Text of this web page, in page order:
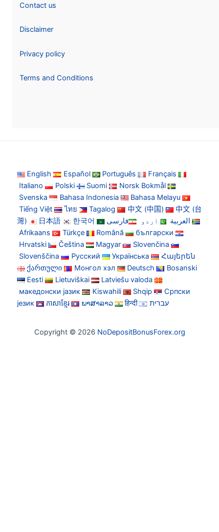
Contact us
Disclaimer
Privacy policy
Terms and Conditions
English Español Português
Français
Italiano
Polski Suomi
Norsk Bokmål
Svenska
Bahasa Indonesia
Bahasa Melayu
Tiếng Việt
ไทย Tagalog 中文 (中国)
中文 (台
灣)
日本語 한국어 العربية اردو
فارسی
Afrikaans
Türkçe Română
български
Hrvatski
Čeština Magyar
Slovenčina
Slovenščina
Русский Українська
Հայերեն
ქართული
Монгол хэл Deutsch
Bosanski
Eesti
Lietuviškai
Latviešu valoda
македонски јазик
Kiswahili Shqip
Српски
језик
ភាសាខ្មែរ ພາສາລາວ हिन्दी עברית
Copyright © 2026 NoDepositBonusForex.org